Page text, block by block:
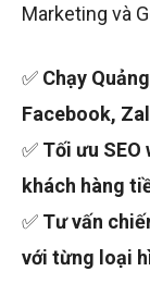
Marketing và
✅ Chạy
Facebook,
✅ Tối ưu
khách hàng
✅ Tư vấn
với từng loại